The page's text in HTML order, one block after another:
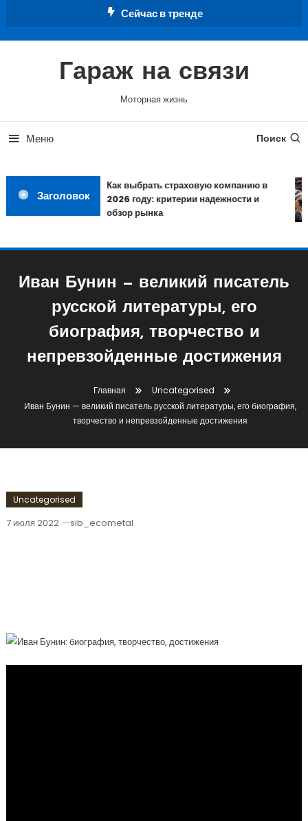
Сейчас в тренде
Гараж на связи
Моторная жизнь
Меню Поиск
Заголовок
Как выбрать страховую компанию в
2026 году: критерии надежности и
обзор рынка
Иван Бунин — великий писатель
русской литературы, его
биография, творчество и
непревзойденные достижения
Главная
Uncategorised
Иван Бунин — великий писатель русской литературы, его биография,
творчество и непревзойденные достижения
Uncategorised
7 июля 2022 sib_ecometal